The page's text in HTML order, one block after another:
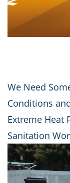
We Need
Conditions
Extreme Heat
Sanitation